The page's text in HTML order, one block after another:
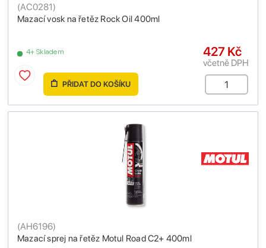
Mazací vosk na řetěz Rock Oil 400ml
(AC0281)
4+ Skladem 427 Kč
včetně DPH
PŘIDAT DO KOŠÍKU
Mazací sprej na řetěz Motul Road C2+ 400ml
(AH6196)